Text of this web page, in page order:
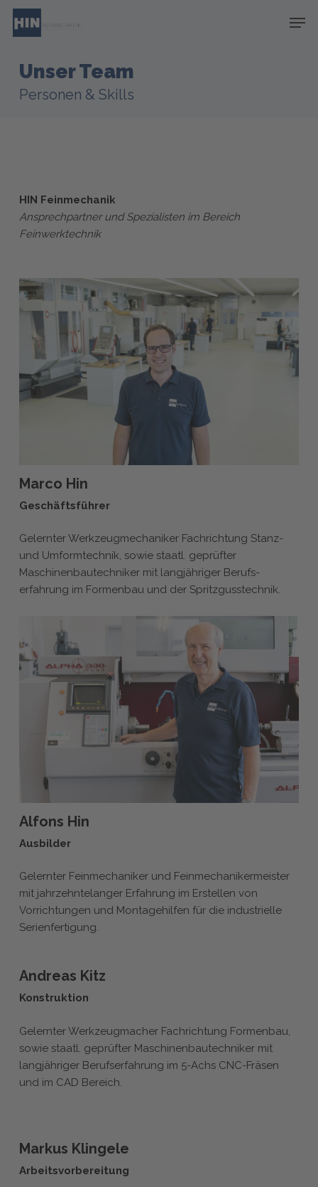
Skip
Unser Team
Personen & Skills
HIN Feinmechanik
Ansprechpartner und Spezialisten im Bereich
Feinwerktechnik
Marco Hin
Geschäftsführer
Gelernter Werkzeugmechaniker Fachrichtung Stanz-
und Umformtechnik, sowie staatl. geprüfter
Maschinenbautechniker mit langjähriger Berufs-
erfahrung im Formenbau und der Spritzgusstechnik.
Alfons Hin
Ausbilder
Gelernter Feinmechaniker und Feinmechanikermeister
mit jahrzehntelanger Erfahrung im Erstellen von
Vorrichtungen und Montagehilfen für die industrielle
Serienfertigung.
Andreas Kitz
Konstruktion
Gelernter Werkzeugmacher Fachrichtung Formenbau,
sowie staatl. geprüfter Maschinenbautechniker mit
langjähriger Berufserfahrung im 5-Achs CNC-Fräsen
und im CAD Bereich.
Markus Klingele
Arbeitsvorbereitung